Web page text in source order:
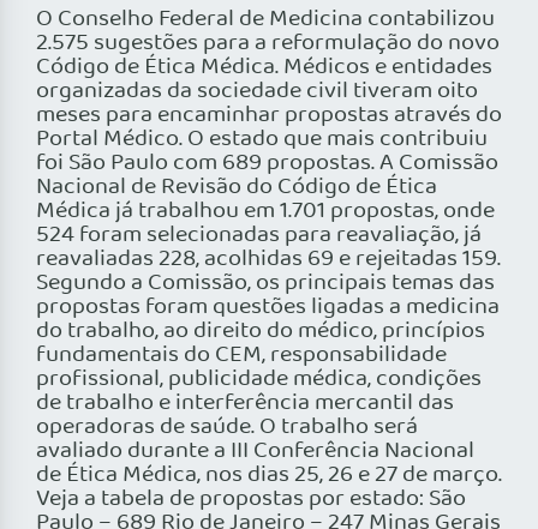
O Conselho Federal de Medicina contabilizou
2.575 sugestões para a reformulação do novo
Código de Ética Médica. Médicos e entidades
organizadas da sociedade civil tiveram oito
meses para encaminhar propostas através do
Portal Médico. O estado que mais contribuiu
foi São Paulo com 689 propostas. A Comissão
Nacional de Revisão do Código de Ética
Médica já trabalhou em 1.701 propostas, onde
524 foram selecionadas para reavaliação, já
reavaliadas 228, acolhidas 69 e rejeitadas 159.
Segundo a Comissão, os principais temas das
propostas foram questões ligadas a medicina
do trabalho, ao direito do médico, princípios
fundamentais do CEM, responsabilidade
profissional, publicidade médica, condições
de trabalho e interferência mercantil das
operadoras de saúde. O trabalho será
avaliado durante a III Conferência Nacional
de Ética Médica, nos dias 25, 26 e 27 de março.
Veja a tabela de propostas por estado: São